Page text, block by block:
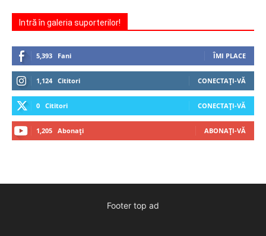
Intră în galeria suporterilor!
5,393 Fani ÎMI PLACE
1,124 Cititori CONECTAȚI-VĂ
0 Cititori CONECTAȚI-VĂ
1,205 Abonați ABONAȚI-VĂ
Footer top ad